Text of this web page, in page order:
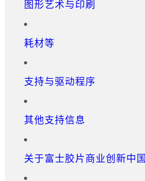
图形艺术与印刷
耗材等
支持与驱动程序
其他支持信息
关于富士胶片商业创新中国